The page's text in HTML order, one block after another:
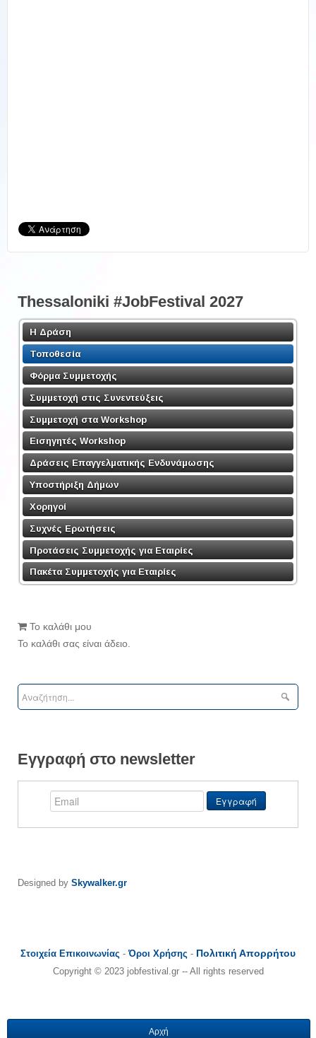
Thessaloniki #JobFestival 2027
Η Δράση
Τοποθεσία
Φόρμα Συμμετοχής
Συμμετοχή στις Συνεντεύξεις
Συμμετοχή στα Workshop
Εισηγητές Workshop
Δράσεις Επαγγελματικής Ενδυνάμωσης
Υποστήριξη Δήμων
Χορηγοί
Συχνές Ερωτήσεις
Προτάσεις Συμμετοχής για Εταιρίες
Πακέτα Συμμετοχής για Εταιρίες
Το καλάθι μου
Το καλάθι σας είναι άδειο.
Εγγραφή στο newsletter
Designed by Skywalker.gr
Στοιχεία Επικοινωνίας -Όροι Χρήσης - Πολιτική Απορρήτου
Copyright © 2023 jobfestival.gr -- All rights reserved
Αρχή